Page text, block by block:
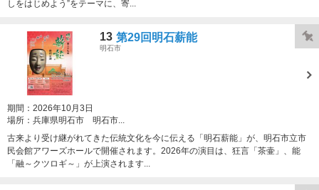
しをはじめよう”をテーマに、寄...
13 第29回明石薪能
明石市
期間： 2026年10月3日
場所： 兵庫県明石市 明石市...
古来より受け継がれてきた伝統文化を今に伝える「明石薪能」が、明石市立市
民会館アワーズホールで開催されます。2026年の演目は、狂言「茶壷」、能
「融～クツロギ～」が上演されます...